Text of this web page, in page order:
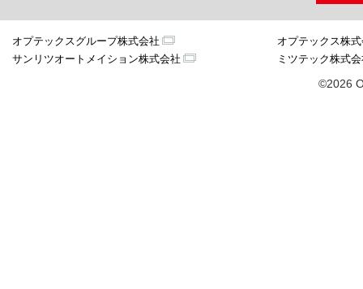
オプテックスグループ株式会社
オプテックス株
サンリツオートメイション株式会社
ミツテック株式
©2026